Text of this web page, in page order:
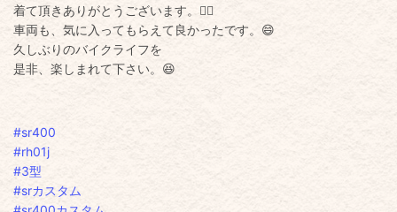
着て頂きありがとうございます。🙂‍↕️
車両も、 気に入ってもらえて良かったです。😄
久しぶりのバイクライフを
是非、楽しまれて下さい。😆
#sr400
#rh01j
#3型
#srカスタム